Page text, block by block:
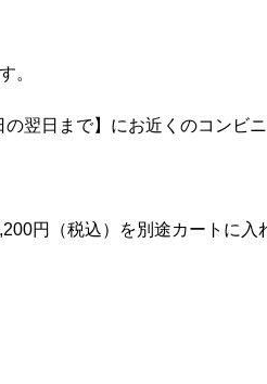
。
翌日まで】にお近くのコンビ
円（税込）を別途カートに入